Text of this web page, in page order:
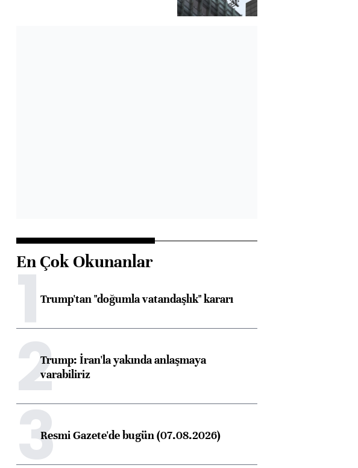
En Çok Okunanlar
1Trump'tan "doğumla vatandaşlık" kararı
2Trump: İran'la yakında anlaşmaya
varabiliriz
3Resmi Gazete'de bugün (07.08.2026)